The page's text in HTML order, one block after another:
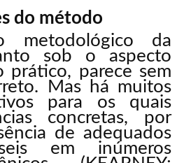
do método
metodológico da
sob o aspecto
prático, parece sem
Mas há muitos
para os quais
concretas, por
de adequados
em inúmeros